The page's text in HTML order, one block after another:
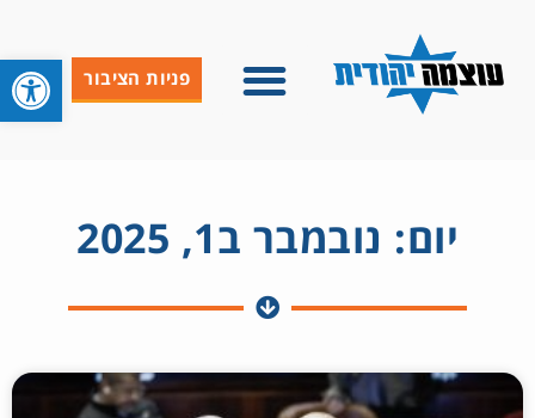
פניות הציבור
יום: נובמבר ב1, 2025
פתח